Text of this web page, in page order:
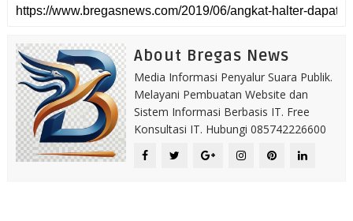
About Bregas News
Media Informasi Penyalur Suara Publik.
Melayani Pembuatan Website dan
Sistem Informasi Berbasis IT. Free
Konsultasi IT. Hubungi 085742226600